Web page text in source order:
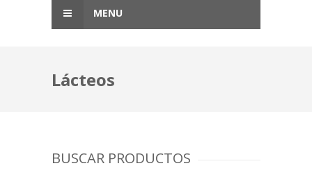
MENU
Lácteos
BUSCAR PRODUCTOS